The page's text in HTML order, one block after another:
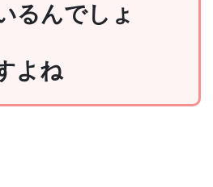
るんでしょ
よね